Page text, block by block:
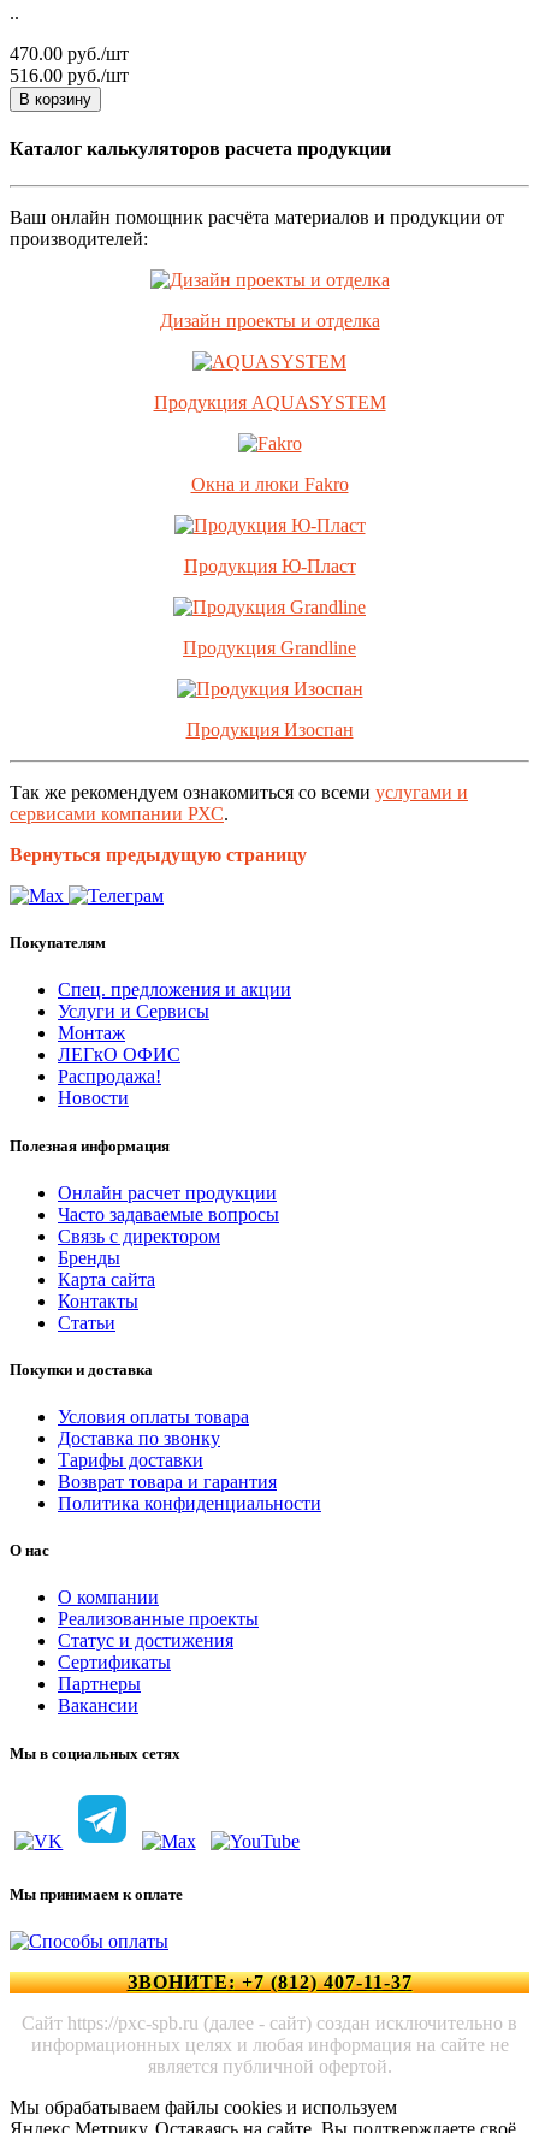
..
470.00 руб./шт
516.00 руб./шт
В корзину
Каталог калькуляторов расчета продукции
Ваш онлайн помощник расчёта материалов и продукции от
производителей:
Дизайн проекты и отделка
Продукция AQUASYSTEM
Окна и люки Fakro
Продукция Ю-Пласт
Продукция Grandline
Продукция Изоспан
Так же рекомендуем ознакомиться со всеми услугами и
сервисами компании РХС.
Вернуться предыдущую страницу
Покупателям
Спец. предложения и акции
Услуги и Сервисы
Монтаж
ЛЕГкО ОФИС
Распродажа!
Новости
Полезная информация
Онлайн расчет продукции
Часто задаваемые вопросы
Связь с директором
Бренды
Карта сайта
Контакты
Статьи
Покупки и доставка
Условия оплаты товара
Доставка по звонку
Тарифы доставки
Возврат товара и гарантия
Политика конфиденциальности
О нас
О компании
Реализованные проекты
Статус и достижения
Сертификаты
Партнеры
Вакансии
Мы в социальных сетях
Мы принимаем к оплате
ЗВОНИТЕ: +7 (812) 407-11-37
Сайт https://pxc-spb.ru (далее - сайт) создан исключительно в
информационных целях и любая информация на сайте не
является публичной офертой.
Мы обрабатываем файлы cookies и используем
Яндекс.Метрику. Оставаясь на сайте, Вы подтверждаете своё